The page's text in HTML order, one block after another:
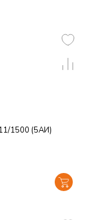
1500 (5АИ)